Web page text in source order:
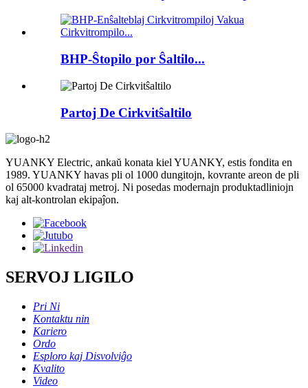
BHP-Ŝtopilo por Ŝaltilo...
Partoj De Cirkvitŝaltilo
YUANKY Electric, ankaŭ konata kiel YUANKY, estis fondita en
1989. YUANKY havas pli ol 1000 dungitojn, kovrante areon de pli
ol 65000 kvadrataj metroj. Ni posedas modernajn produktadliniojn
kaj alt-kontrolan ekipaĵon.
SERVOJ LIGILO
Pri Ni
Kontaktu nin
Kariero
Ordo
Esploro kaj Disvolviĝo
Kvalito
Video